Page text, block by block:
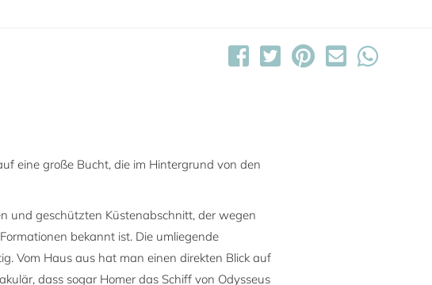
eine große Bucht, die im Hintergrund von den
und geschützten Küstenabschnitt, der wegen
bekannt ist. Die umliegende
Vom Haus aus hat man einen direkten Blick auf
dass sogar Homer das Schiff von Odysseus